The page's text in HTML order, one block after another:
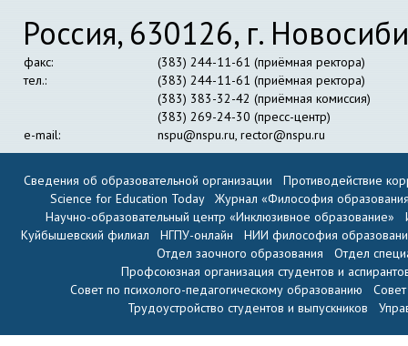
Россия, 630126, г.
факс:
(383) 244-11-61 (приёмная ректора)
тел.:
(383) 244-11-61 (приёмная ректора)
(383) 383-32-42 (приёмная комиссия)
(383) 269-24-30 (пресс-центр)
e-mail:
nspu@nspu.ru, rector@nspu.ru
Сведения об образовательной организации
Противодействие
Science for Education Today
Журнал «Философия
Научно-образовательный центр «Инклюзивное образование»
Куйбышевский филиал
НГПУ-онлайн
НИИ философия
Отдел заочного образования
Отдел
Профсоюзная организация студентов и
Совет по психолого-педагогическому образованию
Трудоустройство студентов и выпускников